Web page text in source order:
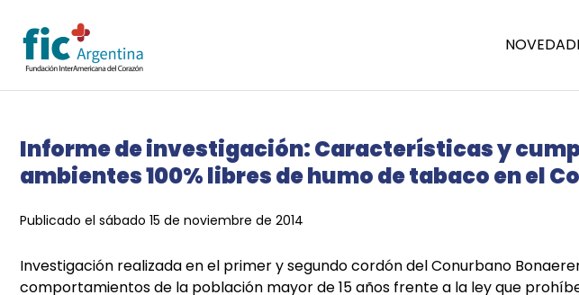
Informe de investigación: Características y
ambientes 100% libres de humo de tabaco en el
Publicado el sábado 15 de noviembre de 2014
Investigación realizada en el primer y segundo cordón del Conurbano
comportamientos de la población mayor de 15 años frente a la ley que